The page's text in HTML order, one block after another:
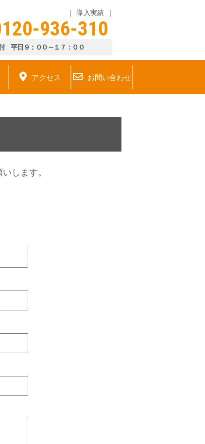
導入実績
936-310
平日９：００～１７：００
アクセス お問い合わせ
します。